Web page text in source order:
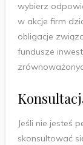
wybierz
w akcje firm
obligacje
fundusze
Jeśli nie jesteś
skonsultować